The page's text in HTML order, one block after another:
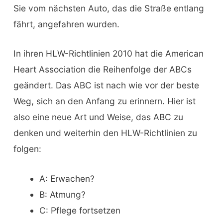
Sie vom nächsten Auto, das die Straße entlang
fährt, angefahren wurden.
In ihren HLW-Richtlinien 2010 hat die American
Heart Association die Reihenfolge der ABCs
geändert. Das ABC ist nach wie vor der beste
Weg, sich an den Anfang zu erinnern. Hier ist
also eine neue Art und Weise, das ABC zu
denken und weiterhin den HLW-Richtlinien zu
folgen:
A: Erwachen?
B: Atmung?
C: Pflege fortsetzen